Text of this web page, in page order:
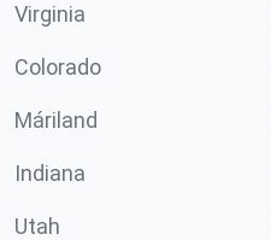
Virginia
Colorado
Máriland
Indiana
Utah